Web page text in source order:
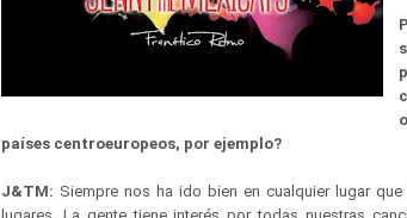
países centroeuropeos, por ejemplo?
J&TM: Siempre nos ha ido bien en cualquier lugar